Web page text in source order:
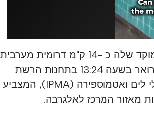
רעידת אדמה בגודל 4.7 בסולם ריכטר עם מוקד שלה כ -14 ק"מ דרומית מערבית
לסייקסל, במחוז סטובל, נרשמה ב -17 בפברואר בשעה 13:24 בתחנות הרשת
הסיסמית של היבשת, חשף המכון הפורטוגלי לים ואטמוספירה (IPMA), המצביע
מאזור המרכז לאלגרבה.